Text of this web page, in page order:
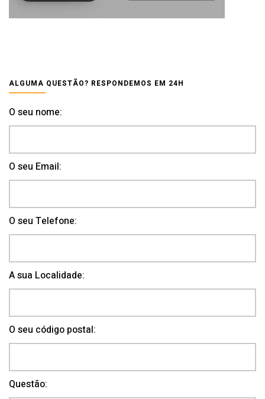
ALGUMA QUESTÃO? RESPONDEMOS EM 24H
O seu nome:
O seu Email:
O seu Telefone:
A sua Localidade:
O seu código postal:
Questão: